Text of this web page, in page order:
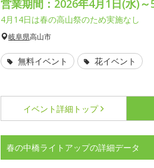
営業期間：2026年4月1日(水)～
4月14日は春の高山祭のため実施なし
岐阜県高山市
無料イベント 花イベント
イベント詳細 トップ
春の中橋ライトアップの詳細データ